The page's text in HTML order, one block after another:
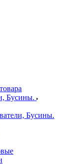
Бусины.
Бусины.